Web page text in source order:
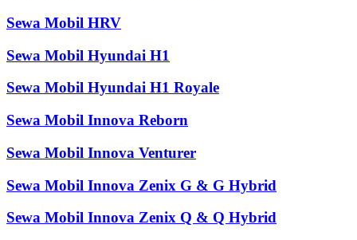
Sewa Mobil HRV
Sewa Mobil Hyundai H1
Sewa Mobil Hyundai H1 Royale
Sewa Mobil Innova Reborn
Sewa Mobil Innova Venturer
Sewa Mobil Innova Zenix G & G Hybrid
Sewa Mobil Innova Zenix Q & Q Hybrid